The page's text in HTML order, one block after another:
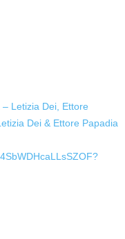
Letizia Dei, Ettore
Dei & Ettore Papadia